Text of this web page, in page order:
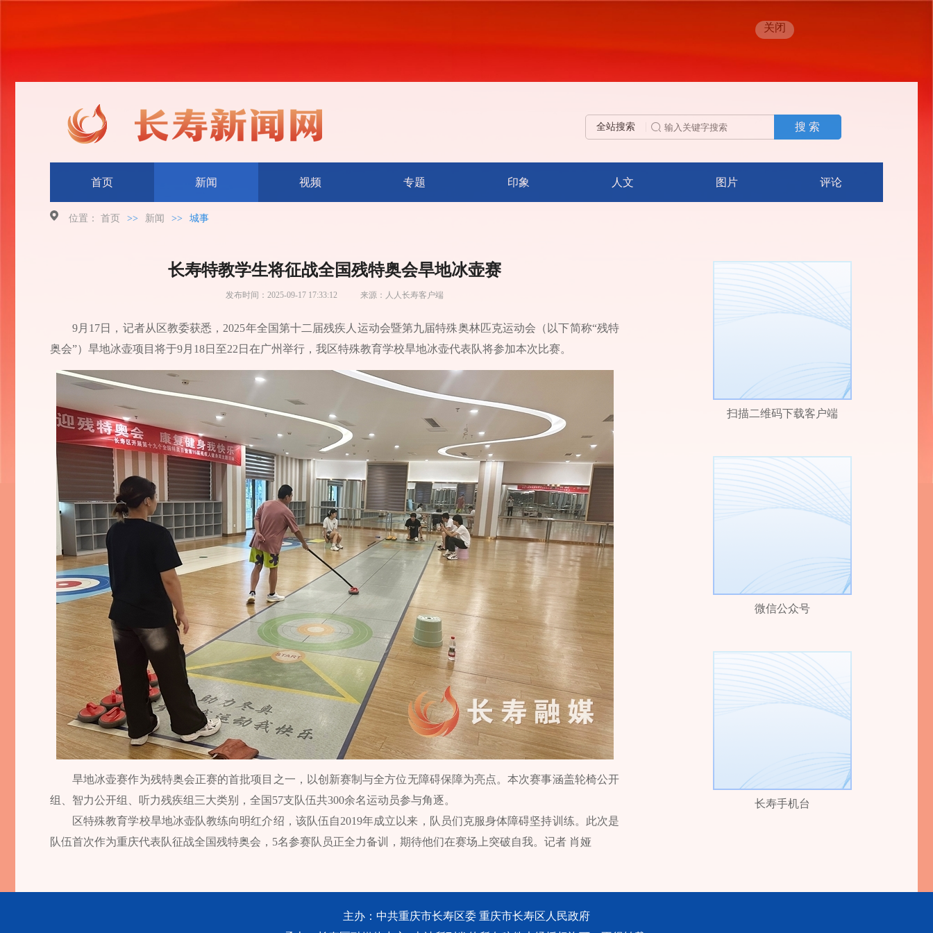
关闭
全站搜索 搜 索
首页 新闻 视频 专题 印象 人文 图片 评论
位置： 首页 >> 新闻 >> 城事
长寿特教学生将征战全国残特奥会旱地冰壶赛
发布时间： 2025-09-17 17:33:12 来源： 人人长寿客户端
9月17日，记者从区教委获悉，2025年全国第十二届残疾人运动会暨第九届特殊奥林匹克运动会（以下简称“残特
奥会”）旱地冰壶项目将于9月18日至22日在广州举行，我区特殊教育学校旱地冰壶代表队将参加本次比赛。
旱地冰壶赛作为残特奥会正赛的首批项目之一，以创新赛制与全方位无障碍保障为亮点。本次赛事涵盖轮椅公开
组、智力公开组、听力残疾组三大类别，全国57支队伍共300余名运动员参与角逐。
区特殊教育学校旱地冰壶队教练向明红介绍，该队伍自2019年成立以来，队员们克服身体障碍坚持训练。此次是
队伍首次作为重庆代表队征战全国残特奥会，5名参赛队员正全力备训，期待他们在赛场上突破自我。记者 肖娅
扫描二维码下载客户端
微信公众号
长寿手机台
主办：中共重庆市长寿区委 重庆市长寿区人民政府